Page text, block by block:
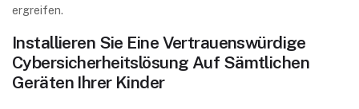
ergreifen.
Installieren Sie Eine Vertrauenswürdige
Cybersicherheitslösung Auf Sämtlichen
Geräten Ihrer Kinder